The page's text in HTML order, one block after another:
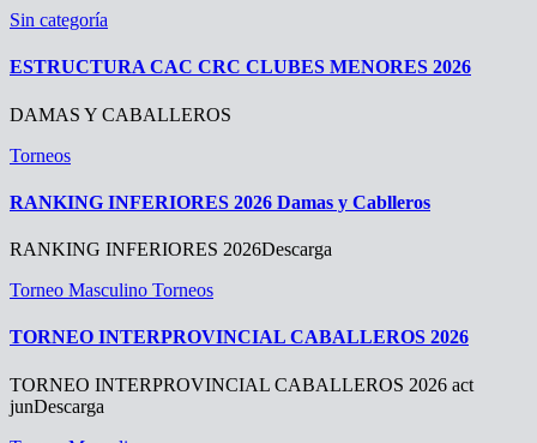
Sin categoría
ESTRUCTURA CAC CRC CLUBES MENORES 2026
DAMAS Y CABALLEROS
Torneos
RANKING INFERIORES 2026 Damas y Cablleros
RANKING INFERIORES 2026Descarga
Torneo Masculino Torneos
TORNEO INTERPROVINCIAL CABALLEROS 2026
TORNEO INTERPROVINCIAL CABALLEROS 2026 act
junDescarga